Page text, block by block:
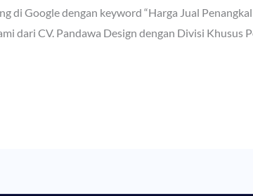
di Google dengan keyword “Harga Jual
dari CV. Pandawa Design dengan Divisi Khusus